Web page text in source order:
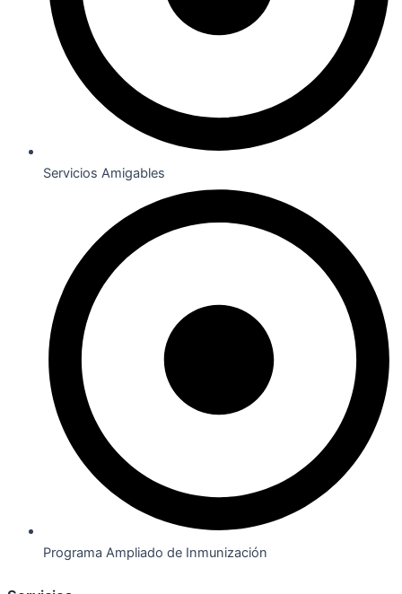
Servicios Amigables
Programa Ampliado de Inmunización